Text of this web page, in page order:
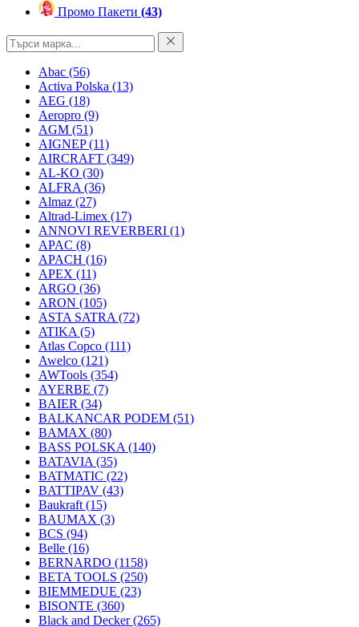
Промо Пакети (43)
Abac (56)
Activa Polska (13)
AEG (18)
Aeropro (9)
AGM (51)
AIGNEP(11)
AIRCRAFT (349)
AL-KO (30)
ALFRA (36)
Almaz (27)
Altrad-Limex (17)
ANNOVI REVERBERI (1)
APAC (8)
APACH (16)
APEX (11)
ARGO (36)
ARON (105)
ASTA SATRA (72)
ATIKA (5)
Atlas Copco (111)
Awelco (121)
AWTools (354)
AYERBE (7)
BAIER (34)
BALKANCAR PODEM (51)
BAMAX (80)
BASS POLSKA (140)
BATAVIA (35)
BATMATIC (22)
BATTIPAV (43)
Baukraft (15)
BAUMAX (3)
BCS (94)
Belle (16)
BERNARDO (1158)
BETA TOOLS (250)
BIEMMEDUE (23)
BISONTE (360)
Black and Decker(265)